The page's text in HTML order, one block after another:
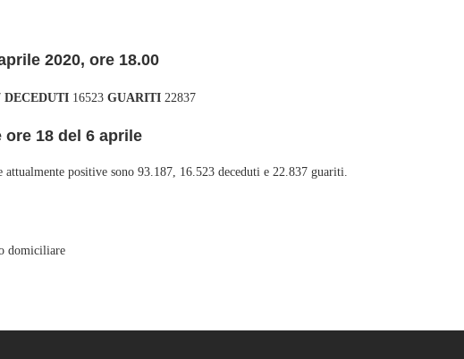
2020, ore 18.00
DECEDUTI 16523 GUARITI 22837
18 del 6 aprile
attualmente positive sono 93.187, 16.523 deceduti e 22.837 guariti.
domiciliare